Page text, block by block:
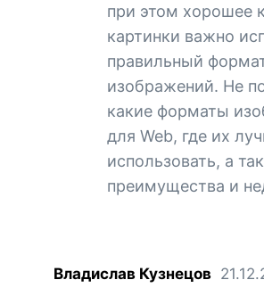
при этом хорошее
картинки важно
правильный
изображений. Не
какие форматы
для Web, где их
использовать, а
преимущества и
Владислав Кузнецов